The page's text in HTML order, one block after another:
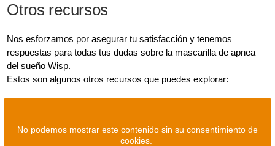
Otros recursos
Nos esforzamos por asegurar tu satisfacción y tenemos
respuestas para todas tus dudas sobre la mascarilla de apnea
del sueño Wisp.
Estos son algunos otros recursos que puedes explorar:
No podemos mostrar este contenido sin su consentimiento de
cookies.